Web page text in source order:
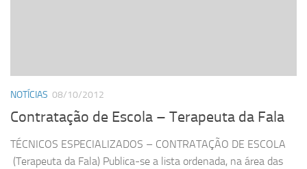
NOTÍCIAS 08/10/2012
Contratação de Escola – Terapeuta da Fala
TÉCNICOS ESPECIALIZADOS – CONTRATAÇÃO DE ESCOLA
(Terapeuta da Fala) Publica-se a lista ordenada, na área das